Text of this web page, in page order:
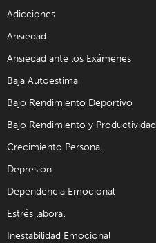
Adicciones
Ansiedad
Ansiedad ante los Exámenes
Baja Autoestima
Bajo Rendimiento Deportivo
Bajo Rendimiento y Productividad
Crecimiento Personal
Depresión
Dependencia Emocional
Estrés laboral
Inestabilidad Emocional